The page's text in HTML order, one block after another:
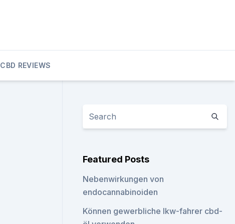
CBD REVIEWS
Featured Posts
Nebenwirkungen von
endocannabinoiden
Können gewerbliche lkw-fahrer cbd-